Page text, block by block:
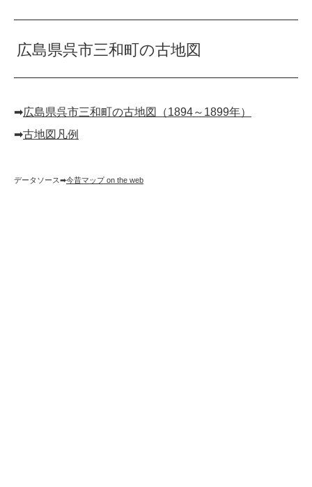
広島県呉市三和町の古地図
➡︎広島県呉市三和町の古地図（1894～1899年）
➡︎古地図凡例
データソース➡︎今昔マップ on the web